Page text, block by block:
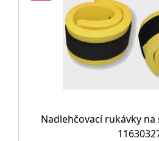
Nadlehčovací rukávky na